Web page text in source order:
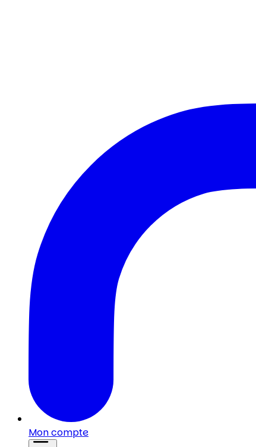
Mon compte